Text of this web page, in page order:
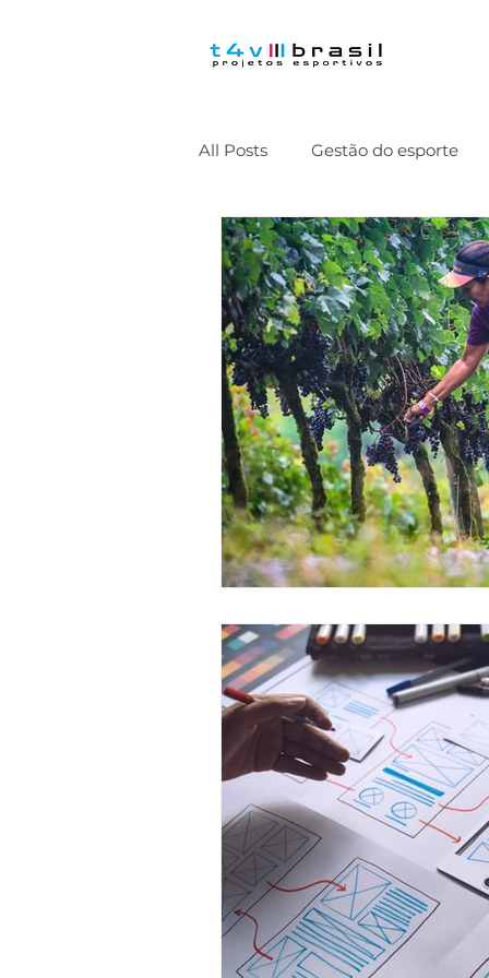
All Posts Gestão do esporte
Design de Serviços